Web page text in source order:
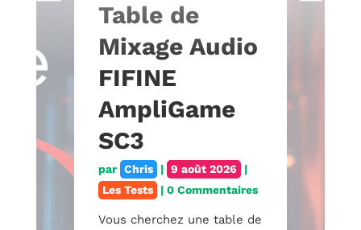
Table de
Mixage Audio
FIFINE
AmpliGame
SC3
par Chris | 9 août 2026
|
Les Tests
| 0 Commentaires
Vous cherchez une table de